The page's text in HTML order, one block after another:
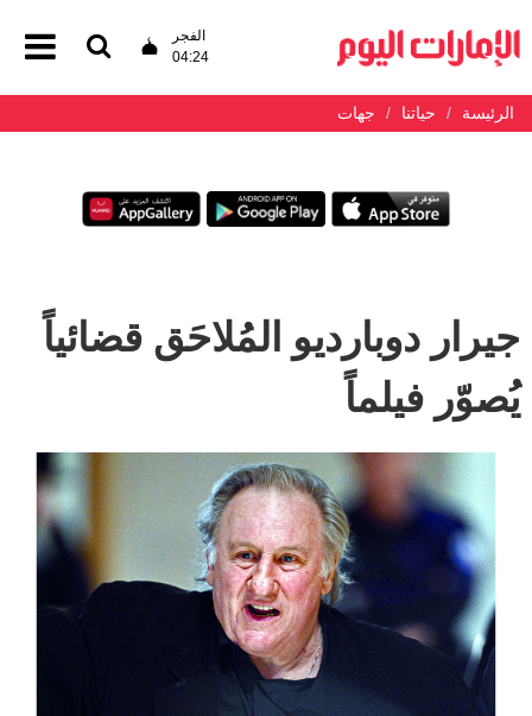
الفجر
04:24
الرئيسة حياتنا جهات
جيرار دوبارديو المُلاحَق قضائياً
يُصوّر فيلماً